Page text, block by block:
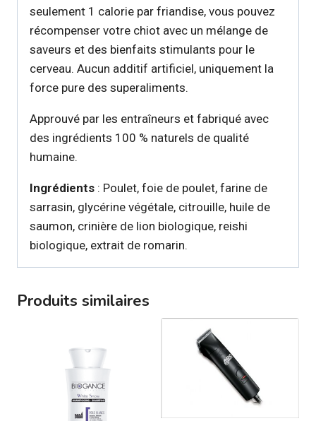
seulement 1 calorie par friandise, vous pouvez
récompenser votre chiot avec un mélange de
saveurs et des bienfaits stimulants pour le
cerveau. Aucun additif artificiel, uniquement la
force pure des superaliments.
Approuvé par les entraîneurs et fabriqué avec
des ingrédients 100 % naturels de qualité
humaine.
Ingrédients : Poulet, foie de poulet, farine de
sarrasin, glycérine végétale, citrouille, huile de
saumon, crinière de lion biologique, reishi
biologique, extrait de romarin.
Produits similaires